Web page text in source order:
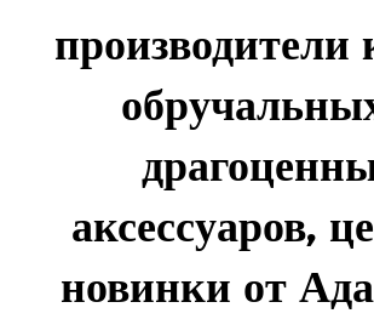
производители
аксессуаров,
новинки от